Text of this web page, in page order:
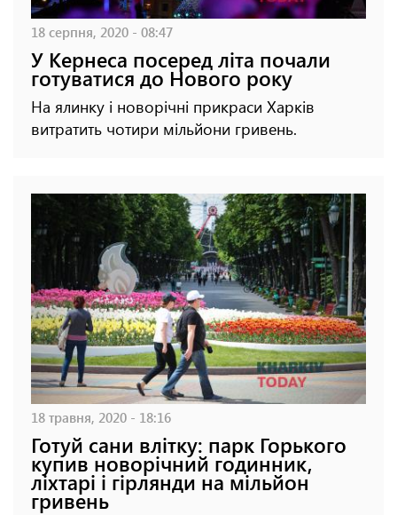
18 серпня, 2020 - 08:47
У Кернеса посеред літа почали
готуватися до Нового року
На ялинку і новорічні прикраси Харків
витратить чотири мільйони гривень.
18 травня, 2020 - 18:16
Готуй сани влітку: парк Горького
купив новорічний годинник,
ліхтарі і гірлянди на мільйон
гривень